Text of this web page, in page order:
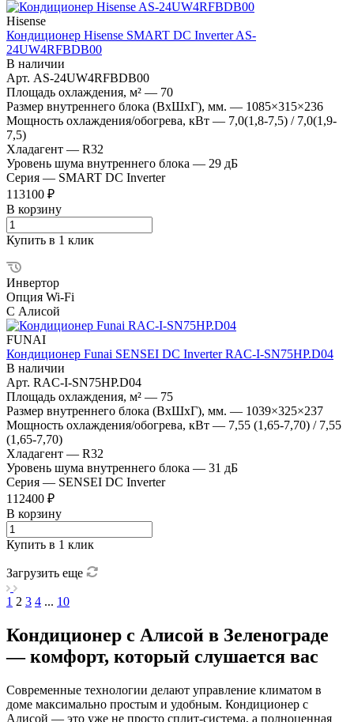
Hisense
Кондиционер Hisense SMART DC Inverter AS-
24UW4RFBDB00
В наличии
Арт. AS-24UW4RFBDB00
Площадь охлаждения, м² — 70
Размер внутреннего блока (ВхШхГ), мм. — 1085×315×236
Мощность охлаждения/обогрева, кВт — 7,0(1,8-7,5) / 7,0(1,9-
7,5)
Хладагент — R32
Уровень шума внутреннего блока — 29 дБ
Серия — SMART DC Inverter
113100 ₽
В корзину
Купить в 1 клик
Инвертор
Опция Wi-Fi
С Алисой
FUNAI
Кондиционер Funai SENSEI DC Inverter RAC-I-SN75HP.D04
В наличии
Арт. RAC-I-SN75HP.D04
Площадь охлаждения, м² — 75
Размер внутреннего блока (ВхШхГ), мм. — 1039×325×237
Мощность охлаждения/обогрева, кВт — 7,55 (1,65-7,70) / 7,55
(1,65-7,70)
Хладагент — R32
Уровень шума внутреннего блока — 31 дБ
Серия — SENSEI DC Inverter
112400 ₽
В корзину
Купить в 1 клик
Загрузить еще
1 2 3 4 ... 10
Кондиционер с Алисой в Зеленограде
— комфорт, который слушается вас
Современные технологии делают управление климатом в
доме максимально простым и удобным. Кондиционер с
Алисой — это уже не просто сплит-система, а полноценная